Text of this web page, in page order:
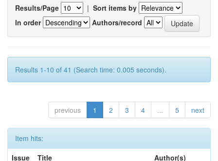
Results/Page | Sort items by
In order
Authors/record
Results 1-10 of 41 (Search time: 0.005 seconds).
previous 1 2 3 4 ... 5 next
Item hits:
Issue
Title Author(s)